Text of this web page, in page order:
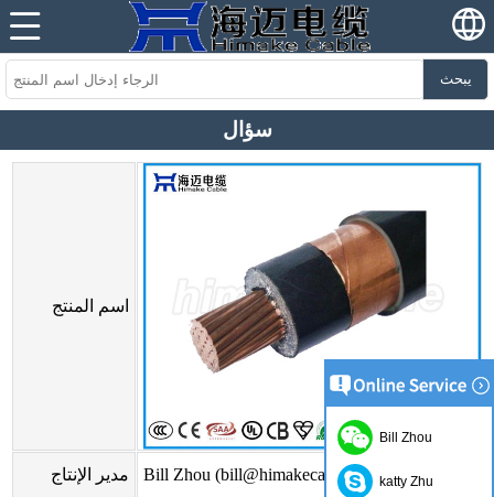
يبحث
سؤال
اسم المنتج
مدير الإنتاج Bill Zhou (bill@himakecable.com)
Bill Zhou
katty Zhu